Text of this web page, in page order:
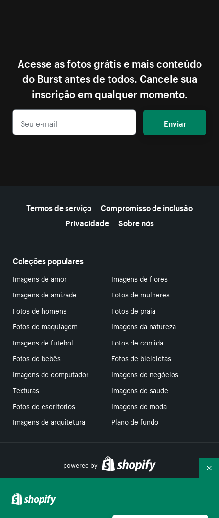
Acesse as fotos grátis e mais conteúdo
do Burst antes de todos. Cancele sua
inscrição em qualquer momento.
Enviar
Termos de serviço
Compromisso de inclusão
Privacidade
Sobre nós
Coleções populares
Imagens de amor
Imagens de flores
Imagens de amizade
Fotos de mulheres
Fotos de homens
Fotos de praia
Fotos de maquiagem
Imagens da natureza
Imagens de futebol
Fotos de comida
Fotos de bebês
Fotos de bicicletas
Imagens de computador
Imagens de negócios
Texturas
Imagens de saude
Fotos de escritorios
Imagens de moda
Imagens de arquitetura
Plano de fundo
powered by
Suas escolhas de privacidade